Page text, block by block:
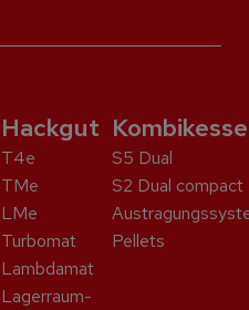
Hackgut
T4e
TMe
LMe
Turbomat
Lambdamat
Lagerraum-
S5 Dual
S2 Dual compact
Pellets